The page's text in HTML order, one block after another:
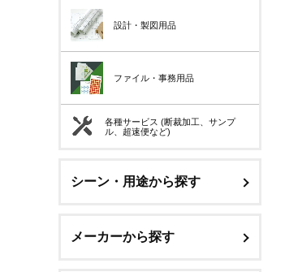
設計・製図用品
ファイル・事務用品
各種サービス (断裁加工、サンプ
ル、超速便など)
シーン・用途から探す
メーカーから探す